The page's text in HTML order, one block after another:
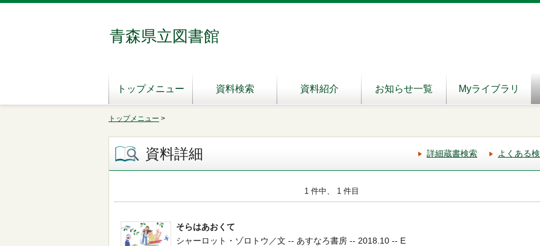
青森県立図書館
トップメニュー 資料検索 資料紹介 お知らせ一覧 Myライブラリ
トップメニュー >
資料詳細 詳細蔵書検索 よくある
1 件中、 1 件目
そらはあおくて
シャーロット・ゾロトウ／文 -- あすなろ書房 -- 2018.10 -- E